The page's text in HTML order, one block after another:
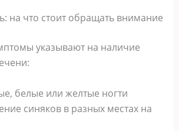
на что стоит обращать внимание
указывают на наличие
белые или желтые ногти
синяков в разных местах на